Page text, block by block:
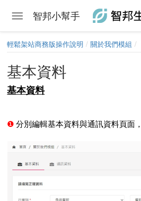
Toggle navigation
智邦小幫手
輕鬆架站商務版操作說明 關於我們模組
基本資料
基本資料
❶ 分別編輯基本資料與通訊資料頁面，